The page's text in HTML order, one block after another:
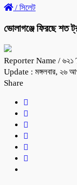
/ সিলেট
ভোলাগঞ্জে ফিরছে শত
Reporter Name / ৬২১
Update : মঙ্গলবার, ২৬
Share